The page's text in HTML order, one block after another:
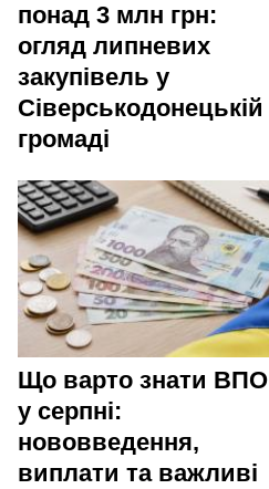
понад 3 млн грн:
огляд липневих
закупівель у
Сіверськодонецькій
громаді
Що варто знати ВПО
у серпні:
нововведення,
виплати та важливі